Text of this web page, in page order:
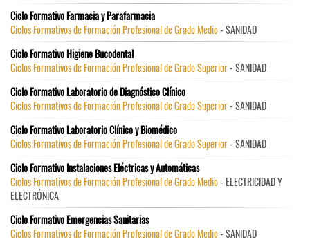
Ciclo Formativo Farmacia y Parafarmacia
Ciclos Formativos de Formación Profesional de Grado Medio- SANIDAD
Ciclo Formativo Higiene Bucodental
Ciclos Formativos de Formación Profesional de Grado Superior- SANIDAD
Ciclo Formativo Laboratorio de Diagnóstico Clínico
Ciclos Formativos de Formación Profesional de Grado Superior- SANIDAD
Ciclo Formativo Laboratorio Clínico y Biomédico
Ciclos Formativos de Formación Profesional de Grado Superior- SANIDAD
Ciclo Formativo Instalaciones Eléctricas y Automáticas
Ciclos Formativos de Formación Profesional de Grado Medio- ELECTRICIDAD Y
ELECTRÓNICA
Ciclo Formativo Emergencias Sanitarias
Ciclos Formativos de Formación Profesional de Grado Medio- SANIDAD